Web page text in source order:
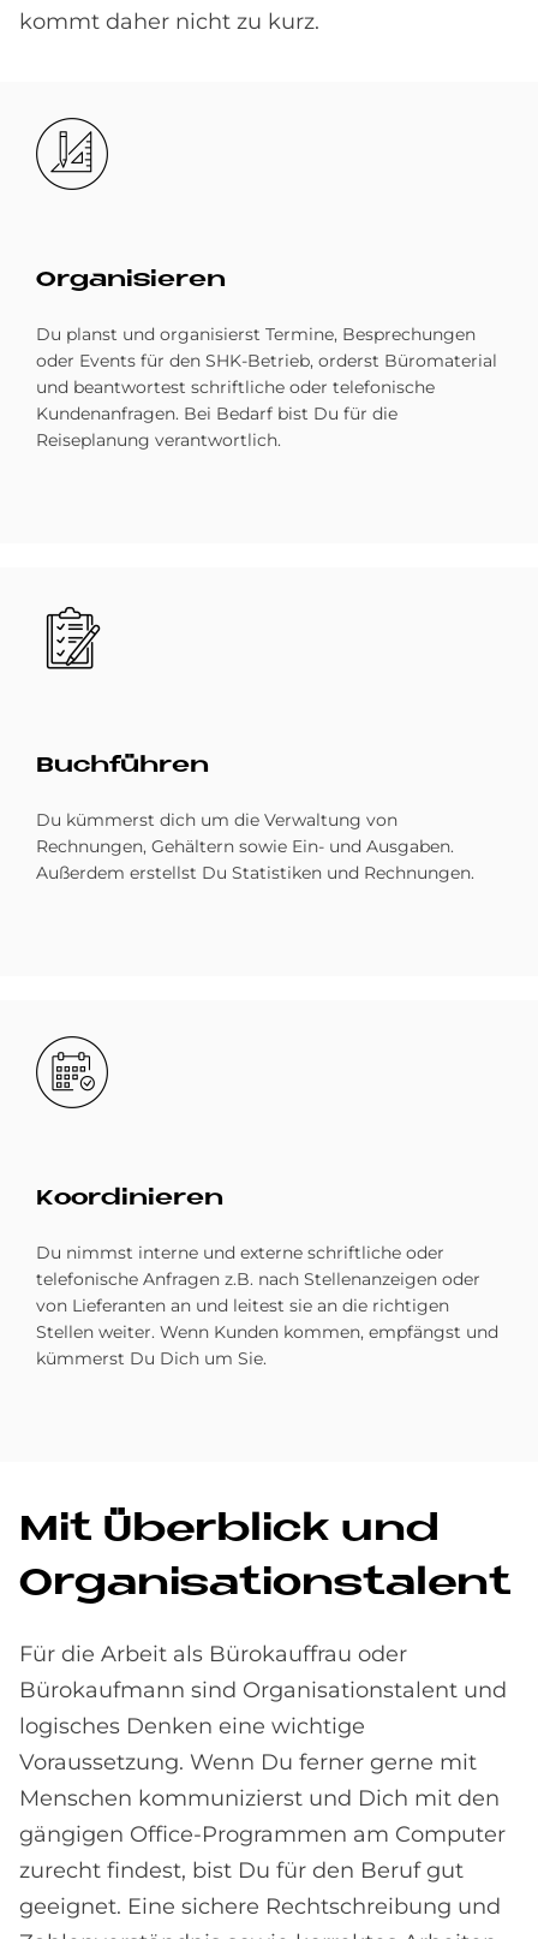
kommt daher nicht zu kurz.
Bild
Or­ga­ni­sie­ren
Du planst und organisierst Termine, Besprechungen
oder Events für den SHK-Betrieb, orderst Büromaterial
und beantwortest schriftliche oder telefonische
Kundenanfragen. Bei Bedarf bist Du für die
Reiseplanung verantwortlich.
Bild
Buch­füh­ren
Du kümmerst dich um die Verwaltung von
Rechnungen, Gehältern sowie Ein- und Ausgaben.
Außerdem erstellst Du Statistiken und Rechnungen.
Bild
Ko­or­di­nie­ren
Du nimmst interne und externe schriftliche oder
telefonische Anfragen z.B. nach Stellenanzeigen oder
von Lieferanten an und leitest sie an die richtigen
Stellen weiter. Wenn Kunden kommen, empfängst und
kümmerst Du Dich um Sie.
Mit Über­bli­ck und
Or­ga­ni­sa­ti­ons­ta­lent
Für die Arbeit als Bürokauffrau oder
Bürokaufmann sind Organisationstalent und
logisches Denken eine wichtige
Voraussetzung. Wenn Du ferner gerne mit
Menschen kommunizierst und Dich mit den
gängigen Office-Programmen am Computer
zurecht findest, bist Du für den Beruf gut
geeignet. Eine sichere Rechtschreibung und